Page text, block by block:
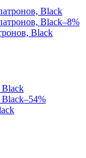
–8%
Black
–54%